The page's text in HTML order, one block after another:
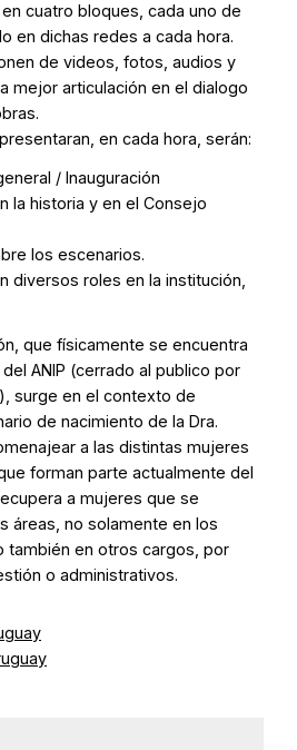
cuatro bloques, cada uno de
en dichas redes a cada hora.
de videos, fotos, audios y
mejor articulación en el dialogo
en cada hora, serán:
/ Inauguración
la historia y en el Consejo
los escenarios.
diversos roles en la institución,
que físicamente se encuentra
ANIP (cerrado al publico por
surge en el contexto de
de nacimiento de la Dra.
a las distintas mujeres
forman parte actualmente del
a mujeres que se
áreas, no solamente en los
también en otros cargos, por
o administrativos.